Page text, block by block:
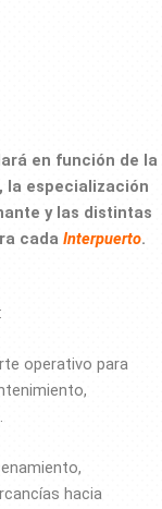
en función de la
la especialización
y las distintas
cada Interpuerto.
operativo para
hacia